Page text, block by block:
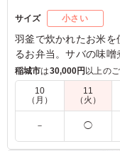
サイズ 小さい
羽釜で炊かれたお米
るお弁当。サバの味
理が詰まっています。
会議中のひとときに
い。
※選べるメインは「
の照り焼き」か「豚
稲城市は30,000円以上の
10
（月）
11
（火）
－ ◯